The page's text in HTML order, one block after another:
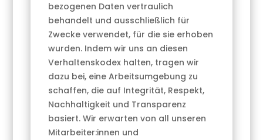
bezogenen Daten vertraulich
behandelt und ausschließlich für
Zwecke verwendet, für die sie erhoben
wurden. Indem wir uns an diesen
Verhaltenskodex halten, tragen wir
dazu bei, eine Arbeitsumgebung zu
schaffen, die auf Integrität, Respekt,
Nachhaltigkeit und Transparenz
basiert. Wir erwarten von all unseren
Mitarbeiter:innen und